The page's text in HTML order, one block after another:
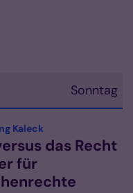
Sonntag
Kaleck
das Recht
für